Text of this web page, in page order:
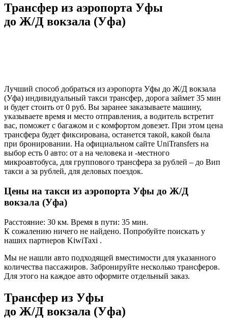
Трансфер из аэропорта Уфы
до Ж/Д вокзала (Уфа)
Лучший способ добраться из аэропорта Уфы до Ж/Д вокзала
(Уфа) индивидуальный такси трансфер, дорога займет 35 мин
и будет стоить от 0 руб. Вы заранее заказываете машину,
указываете время и место отправления, а водитель встретит
вас, поможет с багажом и с комфортом довезет. При этом цена
трансфера будет фиксирована, останется такой, какой была
при бронировании. На официальном сайте UniTransfers на
выбор есть 0 авто: от а на человека и -местного
микроавтобуса, для группового трансфера за рублей – до Вип
такси а за рублей, для деловых поездок.
Цены на такси из аэропорта Уфы до Ж/Д
вокзала (Уфа)
Расстояние: 30 км. Время в пути: 35 мин.
К сожалению ничего не найдено. Попробуйте поискать у
наших партнеров KiwiTaxi .
Мы не нашли авто подходящей вместимости для указанного
количества пассажиров. Забронируйте несколько трансферов.
Для этого на каждое авто оформите отдельный заказ.
Трансфер из Уфы
до Ж/Д вокзала (Уфа)